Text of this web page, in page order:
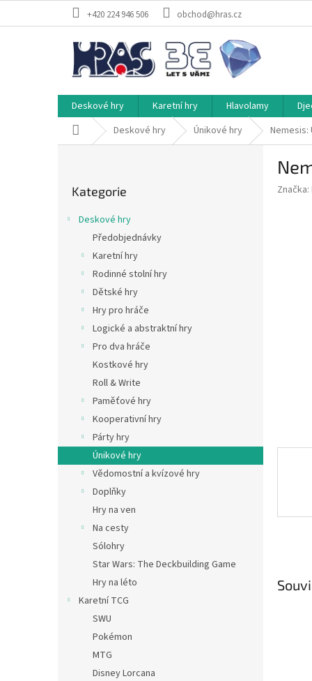
+420 224 946 506 obchod@hras.cz
Deskové hry Karetní hry Hlavolamy
Domů Deskové hry Únikové hry Nemesis:
kategorie
Kategorie
Deskové hry
Předobjednávky
Karetní hry
Rodinné stolní hry
Dětské hry
Hry pro hráče
Logické a abstraktní hry
Pro dva hráče
Kostkové hry
Roll & Write
Paměťové hry
Kooperativní hry
Párty hry
Únikové hry
Vědomostní a kvízové hry
Doplňky
Hry na ven
Na cesty
Sólohry
Star Wars: The Deckbuilding Game
Hry na léto
Karetní TCG
SWU
Pokémon
MTG
Disney Lorcana
Značka: